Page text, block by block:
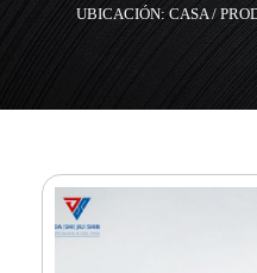
UBICACIÓN:CASA/